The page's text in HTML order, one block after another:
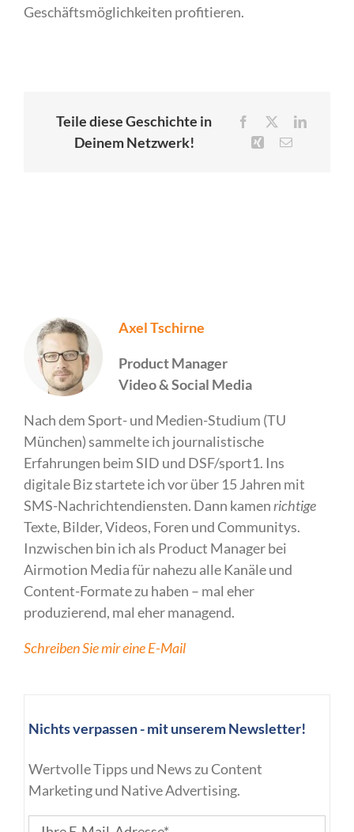
Geschäftsmöglichkeiten profitieren.
Teile diese Geschichte in
Deinem Netzwerk!
Facebook
LinkedIn
Xing E-
Axel Tschirne
Product Manager
Video & Social Media
Nach dem Sport- und Medien-Studium (TU
München) sammelte ich journalistische
Erfahrungen beim SID und DSF/sport1. Ins
digitale Biz startete ich vor über 15 Jahren mit
SMS-Nachrichtendiensten. Dann kamenrichtige
Texte, Bilder, Videos, Foren und Communitys.
Inzwischen bin ich als Product Manager bei
Airmotion Media für nahezu alle Kanäle und
Content-Formate zu haben – mal eher
produzierend, mal eher managend.
Schreiben Sie mir eine E-Mail
Nichts verpassen - mit unserem Newsletter!
Wertvolle Tipps und News zu Content
Marketing und Native Advertising.